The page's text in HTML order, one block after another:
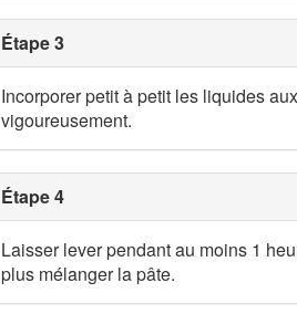
Étape 3
Incorporer petit à petit les liquides
vigoureusement.
Étape 4
Laisser lever pendant au moins 1
plus mélanger la pâte.